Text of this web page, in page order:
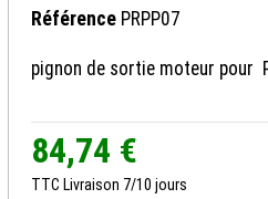
Référence PRPP07
pignon de sortie moteur pour
84,74 €
TTC Livraison 7/10 jours